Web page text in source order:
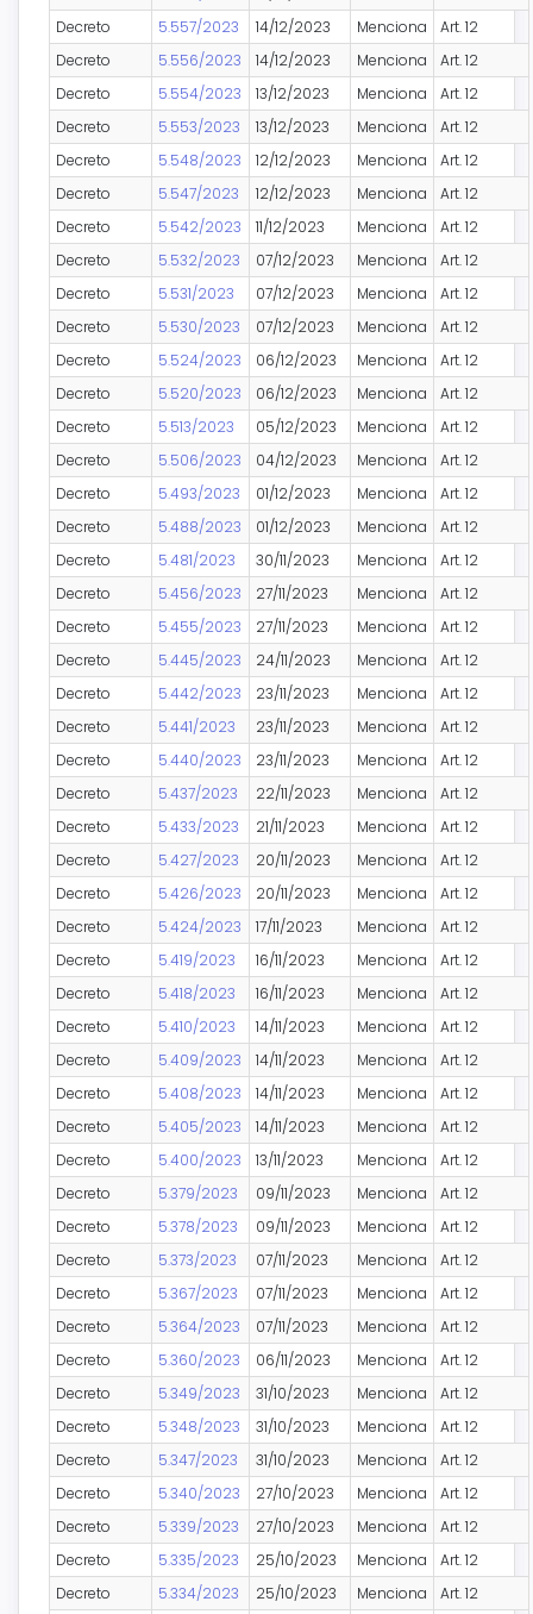
Decreto
5.557/2023 14/12/2023 Menciona
Art. 12
Decreto
5.556/2023 14/12/2023 Menciona
Art. 12
Decreto
5.554/2023 13/12/2023 Menciona
Art. 12
Decreto
5.553/2023 13/12/2023 Menciona
Art. 12
Decreto
5.548/2023 12/12/2023 Menciona
Art. 12
Decreto
5.547/2023 12/12/2023 Menciona
Art. 12
Decreto
5.542/2023 11/12/2023 Menciona
Art. 12
Decreto
5.532/2023 07/12/2023 Menciona
Art. 12
Decreto
5.531/2023 07/12/2023 Menciona
Art. 12
Decreto
5.530/2023 07/12/2023 Menciona
Art. 12
Decreto
5.524/2023 06/12/2023 Menciona
Art. 12
Decreto
5.520/2023 06/12/2023 Menciona
Art. 12
Decreto
5.513/2023 05/12/2023 Menciona
Art. 12
Decreto
5.506/2023 04/12/2023 Menciona
Art. 12
Decreto
5.493/2023 01/12/2023 Menciona
Art. 12
Decreto
5.488/2023 01/12/2023 Menciona
Art. 12
Decreto
5.481/2023 30/11/2023 Menciona
Art. 12
Decreto
5.456/2023 27/11/2023 Menciona
Art. 12
Decreto
5.455/2023 27/11/2023 Menciona
Art. 12
Decreto
5.445/2023 24/11/2023 Menciona
Art. 12
Decreto
5.442/2023 23/11/2023 Menciona
Art. 12
Decreto
5.441/2023 23/11/2023 Menciona
Art. 12
Decreto
5.440/2023 23/11/2023 Menciona
Art. 12
Decreto
5.437/2023 22/11/2023 Menciona
Art. 12
Decreto
5.433/2023 21/11/2023 Menciona
Art. 12
Decreto
5.427/2023 20/11/2023 Menciona
Art. 12
Decreto
5.426/2023 20/11/2023 Menciona
Art. 12
Decreto
5.424/2023 17/11/2023 Menciona
Art. 12
Decreto
5.419/2023 16/11/2023 Menciona
Art. 12
Decreto
5.418/2023 16/11/2023 Menciona
Art. 12
Decreto
5.410/2023 14/11/2023 Menciona
Art. 12
Decreto
5.409/2023 14/11/2023 Menciona
Art. 12
Decreto
5.408/2023 14/11/2023 Menciona
Art. 12
Decreto
5.405/2023 14/11/2023 Menciona
Art. 12
Decreto
5.400/2023 13/11/2023 Menciona
Art. 12
Decreto
5.379/2023 09/11/2023 Menciona
Art. 12
Decreto
5.378/2023 09/11/2023 Menciona
Art. 12
Decreto
5.373/2023 07/11/2023 Menciona
Art. 12
Decreto
5.367/2023 07/11/2023 Menciona
Art. 12
Decreto
5.364/2023 07/11/2023 Menciona
Art. 12
Decreto
5.360/2023 06/11/2023 Menciona
Art. 12
Decreto
5.349/2023 31/10/2023 Menciona
Art. 12
Decreto
5.348/2023 31/10/2023 Menciona
Art. 12
Decreto
5.347/2023 31/10/2023 Menciona
Art. 12
Decreto
5.340/2023 27/10/2023 Menciona
Art. 12
Decreto
5.339/2023 27/10/2023 Menciona
Art. 12
Decreto
5.335/2023 25/10/2023 Menciona
Art. 12
Decreto
5.334/2023 25/10/2023 Menciona
Art. 12